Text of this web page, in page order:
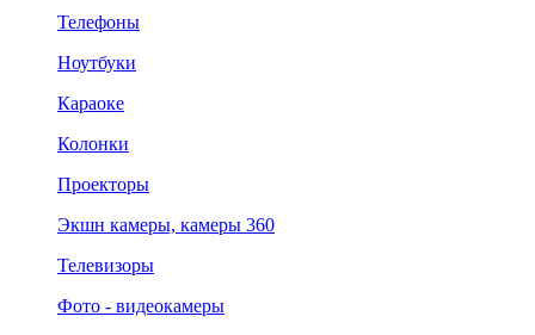
Телефоны
Ноутбуки
Караоке
Колонки
Проекторы
Экшн камеры, камеры 360
Телевизоры
Фото - видеокамеры